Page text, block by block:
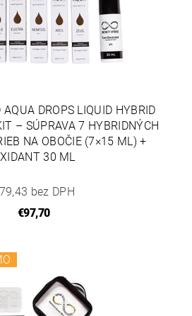
DROPS LIQUID HYBRID
– SÚPRAVA 7 HYBRIDNÝCH
NA OBOČIE (7×15 ML) +
30 ML
bez DPH
€97,70